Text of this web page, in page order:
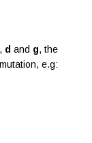
, d and g, the
e.g: